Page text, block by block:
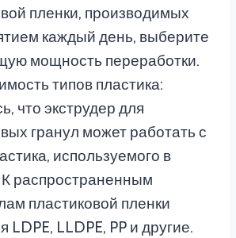
пленки, производимых
каждый день, выберите
мощность переработки.
типов пластика:
что экструдер для
гранул может работать с
используемого в
К распространенным
пластиковой пленки
LDPE, LLDPE, PP и другие.